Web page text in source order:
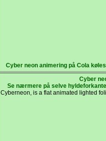
Cyber neon animering på Cola
Cyber
Se nærmere på selve
Cyberneon, is a flat animated lighted